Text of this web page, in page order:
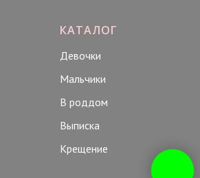
КАТАЛОГ
Девочки
Мальчики
В роддом
Выписка
Крещение